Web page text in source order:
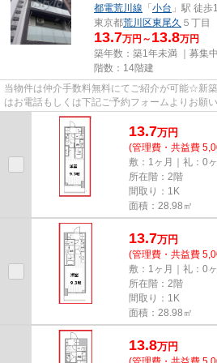
都電荒川線 「 小台 」駅 徒歩
東京都荒川区東尾久 ５丁目
13.7万円～ 13.8万円
築年数：築1年未満 ｜募集中
階数：14階建
当物件は仲介手数料無料にてご紹介が可能☆新
はお電話もしくは下記ご予約フォームよりお願い
13.7万円
(管理費・共益費
敷：1ヶ月｜礼：0
所在階：2階
間取り：1K
面積：28.98㎡
13.7万円
(管理費・共益費
敷：1ヶ月｜礼：0
所在階：2階
間取り：1K
面積：28.98㎡
13.8万円